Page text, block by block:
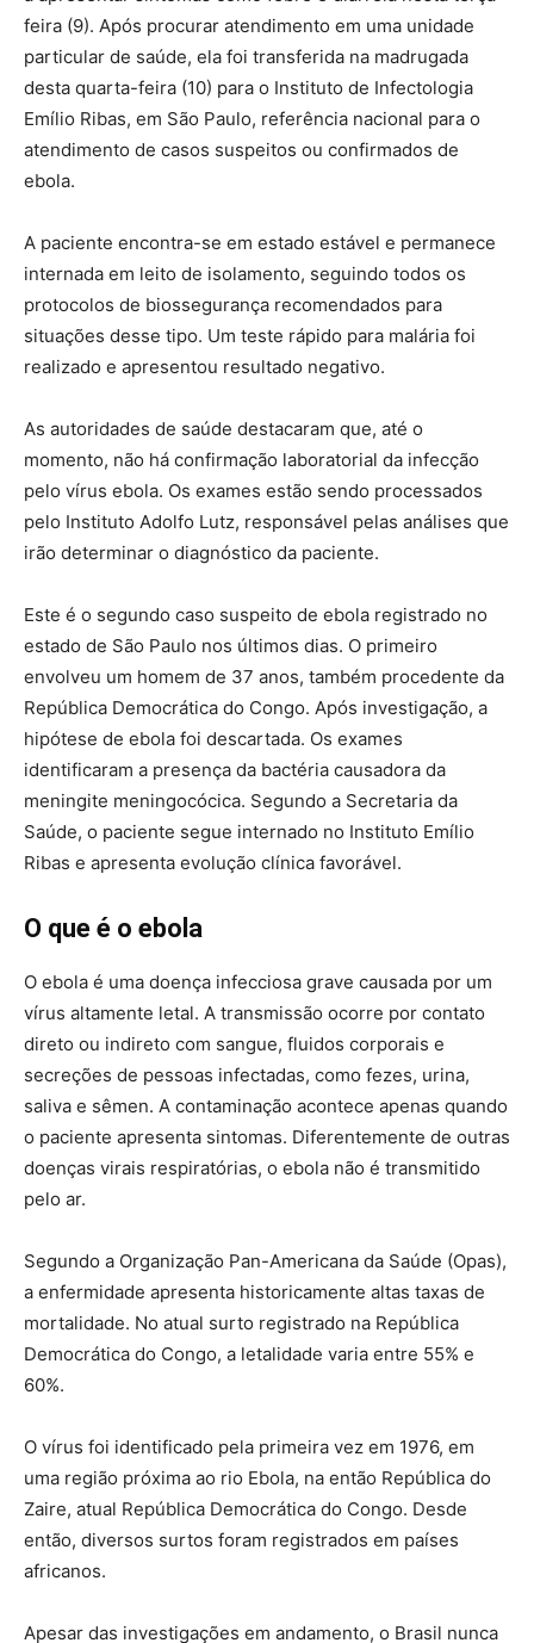
feira (9). Após procurar atendimento em uma unidade
particular de saúde, ela foi transferida na madrugada
desta quarta-feira (10) para o Instituto de Infectologia
Emílio Ribas, em São Paulo, referência nacional para o
atendimento de casos suspeitos ou confirmados de
ebola.
A paciente encontra-se em estado estável e permanece
internada em leito de isolamento, seguindo todos os
protocolos de biossegurança recomendados para
situações desse tipo. Um teste rápido para malária foi
realizado e apresentou resultado negativo.
As autoridades de saúde destacaram que, até o
momento, não há confirmação laboratorial da infecção
pelo vírus ebola. Os exames estão sendo processados
pelo Instituto Adolfo Lutz, responsável pelas análises que
irão determinar o diagnóstico da paciente.
Este é o segundo caso suspeito de ebola registrado no
estado de São Paulo nos últimos dias. O primeiro
envolveu um homem de 37 anos, também procedente da
República Democrática do Congo. Após investigação, a
hipótese de ebola foi descartada. Os exames
identificaram a presença da bactéria causadora da
meningite meningocócica. Segundo a Secretaria da
Saúde, o paciente segue internado no Instituto Emílio
Ribas e apresenta evolução clínica favorável.
O que é o ebola
O ebola é uma doença infecciosa grave causada por um
vírus altamente letal. A transmissão ocorre por contato
direto ou indireto com sangue, fluidos corporais e
secreções de pessoas infectadas, como fezes, urina,
saliva e sêmen. A contaminação acontece apenas quando
o paciente apresenta sintomas. Diferentemente de outras
doenças virais respiratórias, o ebola não é transmitido
pelo ar.
Segundo a Organização Pan-Americana da Saúde (Opas),
a enfermidade apresenta historicamente altas taxas de
mortalidade. No atual surto registrado na República
Democrática do Congo, a letalidade varia entre 55% e
60%.
O vírus foi identificado pela primeira vez em 1976, em
uma região próxima ao rio Ebola, na então República do
Zaire, atual República Democrática do Congo. Desde
então, diversos surtos foram registrados em países
africanos.
Apesar das investigações em andamento, o Brasil nunca